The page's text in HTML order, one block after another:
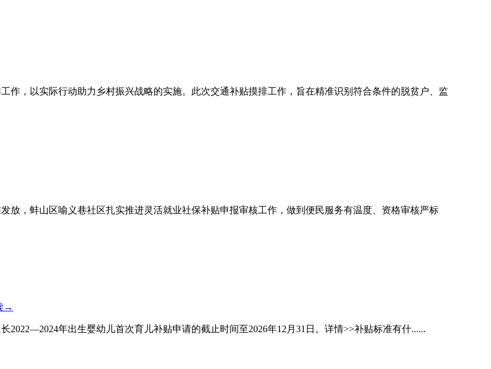
作，以实际行动助力乡村振兴战略的实施。此次交通补贴摸排工作，旨在精准识别符合条件的脱贫户、监
放，蚌山区喻义巷社区扎实推进灵活就业社保补贴申报审核工作，做到便民服务有温度、资格审核严标
→
年出生婴幼儿首次育儿补贴申请的截止时间至2026年12月31日。详情>>补贴标准有什......